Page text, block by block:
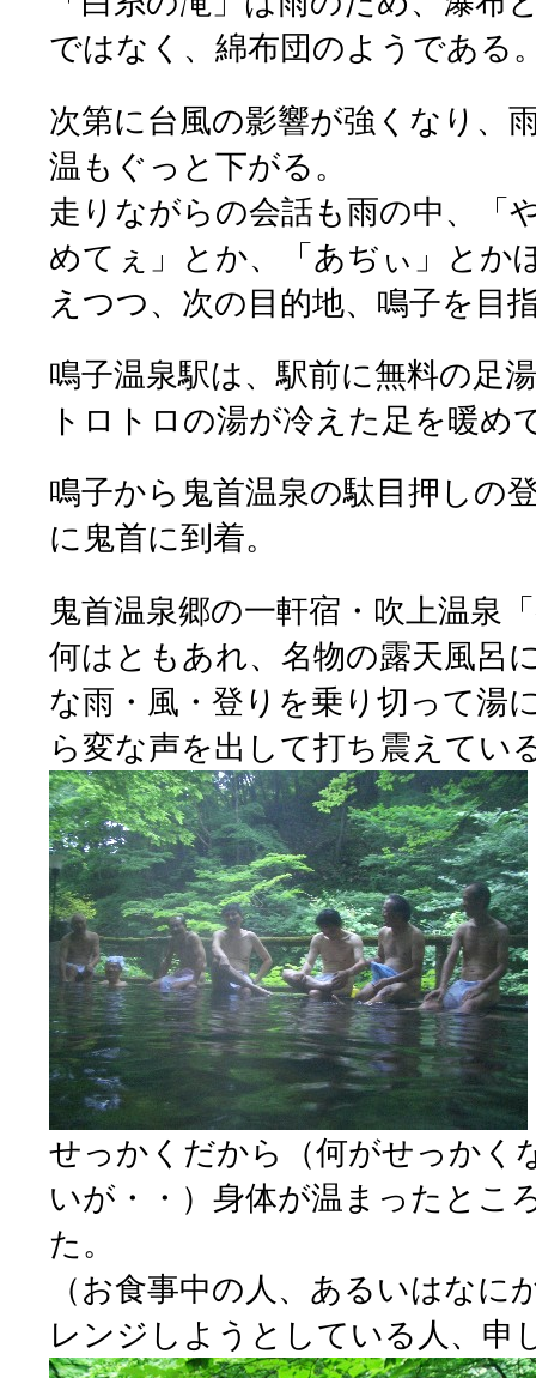
ではなく、綿布団のようである
次第に台風の影響が強くなり、
温もぐっと下がる。
走りながらの会話も雨の中、「
めてぇ」とか、「あぢぃ」とか
えつつ、次の目的地、鳴子を目
鳴子温泉駅は、駅前に無料の足
トロトロの湯が冷えた足を暖め
鳴子から鬼首温泉の駄目押しの
に鬼首に到着。
鬼首温泉郷の一軒宿・吹上温泉
何はともあれ、名物の露天風呂
な雨・風・登りを乗り切って湯
ら変な声を出して打ち震えてい
せっかくだから（何がせっかく
いが・・）身体が温まったとこ
た。
（お食事中の人、あるいはなに
レンジしようとしている人、申